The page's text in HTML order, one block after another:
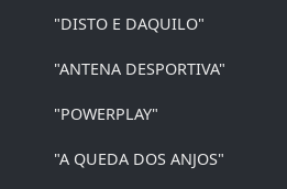
"DISTO E DAQUILO"
"ANTENA DESPORTIVA"
"POWERPLAY"
"A QUEDA DOS ANJOS"